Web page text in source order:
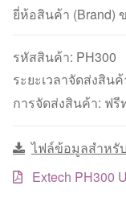
ยี่ห้อสินค้า (Brand)
รหัสสินค้า: PH300
ระยะเวลาจัดส่งสิน
การจัดส่งสินค้า: ฟรี
ไฟล์ข้อมูลสำหรั
Extech PH300